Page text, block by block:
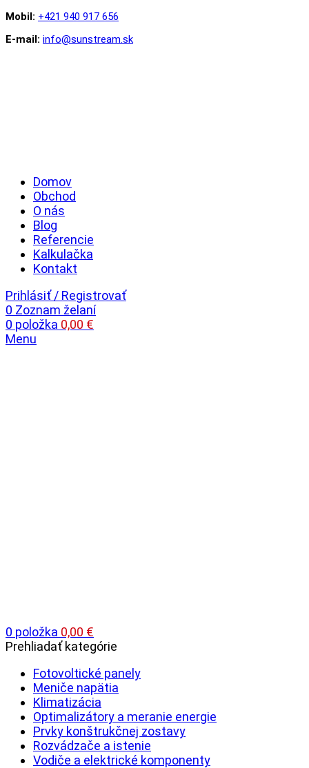
Mobil: +421 940 917 656
E-mail: info@sunstream.sk
Domov
Obchod
O nás
Blog
Referencie
Kalkulačka
Kontakt
Prihlásiť / Registrovať
0 Zoznam želaní
0 položka 0,00 €
Menu
0 položka 0,00 €
Prehliadať kategórie
Fotovoltické panely
Meniče napätia
Klimatizácia
Optimalizátory a meranie energie
Prvky konštrukčnej zostavy
Rozvádzače a istenie
Vodiče a elektrické komponenty